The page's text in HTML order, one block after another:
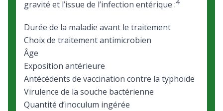
gravité et l’issue de l’infection entérique :
Durée de la maladie avant le traitement
Choix de traitement antimicrobien
Âge
Exposition antérieure
Antécédents de vaccination contre la typhoïde
Virulence de la souche bactérienne
Quantité d’inoculum ingérée